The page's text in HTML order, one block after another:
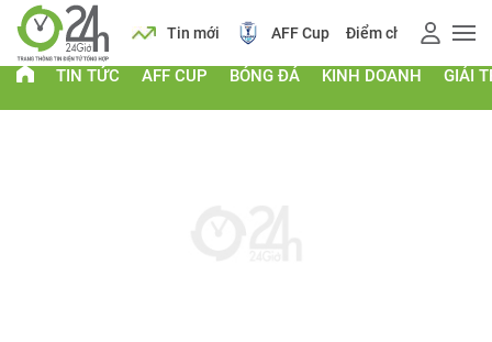
Lịch Tin mới AFF Cup Điểm chuẩn 2026
TIN TỨC AFF CUP BÓNG ĐÁ KINH DOANH GIẢI